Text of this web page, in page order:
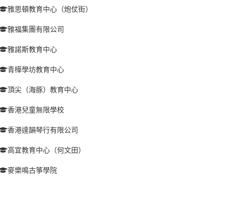
雅思頓教育中心（炮仗街）
雅福集團有限公司
雅諾斯教育中心
青樺學坊教育中心
頂尖（海豚）教育中心
香港兒童無限學校
香港達韻琴行有限公司
高宜教育中心（何文田）
麥樂鳴古箏學院